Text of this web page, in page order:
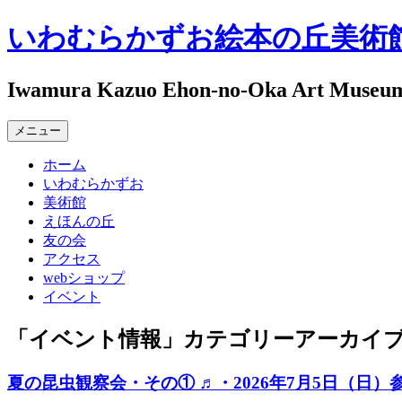
コ
ン
ン
ツ
へ
ス
いわむらかずお絵本の丘美術
Iwamura Kazuo Ehon-no-Oka Art
メニュー
ホーム
いわむらかずお
美術館
えほんの丘
友の会
アクセス
webショップ
イベント
「 イベント情報 」カテゴリーアーカイ
夏の昆虫観察会・その① ♬・2026年7月5日（日）